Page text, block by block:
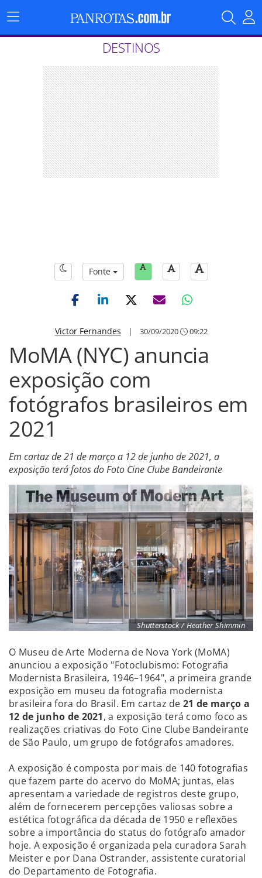
Menu
Principal
DESTINOS
Fonte
Victor Fernandes | 30/09/2020 09:22
MoMA (NYC) anuncia
exposição com
fotógrafos brasileiros em
2021
Em cartaz de 21 de março a 12 de junho de 2021, a
exposição terá fotos do Foto Cine Clube Bandeirante
Shutterstock / Heather Shimmin
O Museu de Arte Moderna de Nova York (MoMA)
anunciou a exposição "Fotoclubismo: Fotografia
Modernista Brasileira, 1946–1964", a primeira grande
exposição em museu da fotografia modernista
brasileira fora do Brasil. Em cartaz de 21 de março a
12 de junho de 2021, a exposição terá como foco as
realizações criativas do Foto Cine Clube Bandeirante
de São Paulo, um grupo de fotógrafos amadores.
A exposição é composta por mais de 140 fotografias
que fazem parte do acervo do MoMA; juntas, elas
apresentam a variedade de registros deste grupo,
além de fornecerem percepções valiosas sobre a
estética fotográfica da década de 1950 e reflexões
sobre a importância do status do fotógrafo amador
hoje. A exposição é organizada pela curadora Sarah
Meister e por Dana Ostrander, assistente curatorial
do Departamento de Fotografia.